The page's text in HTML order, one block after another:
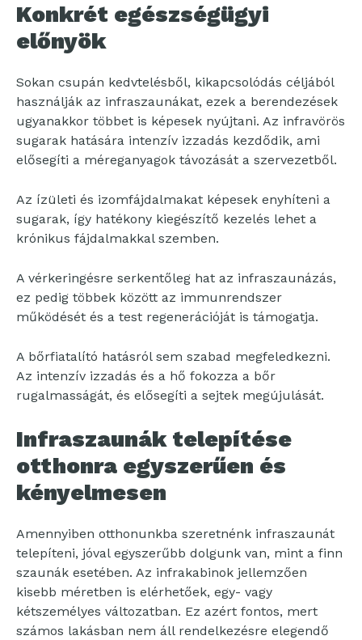
Konkrét egészségügyi
előnyök
Sokan csupán kedvtelésből, kikapcsolódás céljából
használják az infraszaunákat, ezek a berendezések
ugyanakkor többet is képesek nyújtani. Az infravörös
sugarak hatására intenzív izzadás kezdődik, ami
elősegíti a méreganyagok távozását a szervezetből.
Az ízületi és izomfájdalmakat képesek enyhíteni a
sugarak, így hatékony kiegészítő kezelés lehet a
krónikus fájdalmakkal szemben.
A vérkeringésre serkentőleg hat az infraszaunázás,
ez pedig többek között az immunrendszer
működését és a test regenerációját is támogatja.
A bőrfiatalító hatásról sem szabad megfeledkezni.
Az intenzív izzadás és a hő fokozza a bőr
rugalmasságát, és elősegíti a sejtek megújulását.
Infraszaunák telepítése
otthonra egyszerűen és
kényelmesen
Amennyiben otthonunkba szeretnénk infraszaunát
telepíteni, jóval egyszerűbb dolgunk van, mint a finn
szaunák esetében. Az infrakabinok jellemzően
kisebb méretben is elérhetőek, egy- vagy
kétszemélyes változatban. Ez azért fontos, mert
számos lakásban nem áll rendelkezésre elegendő